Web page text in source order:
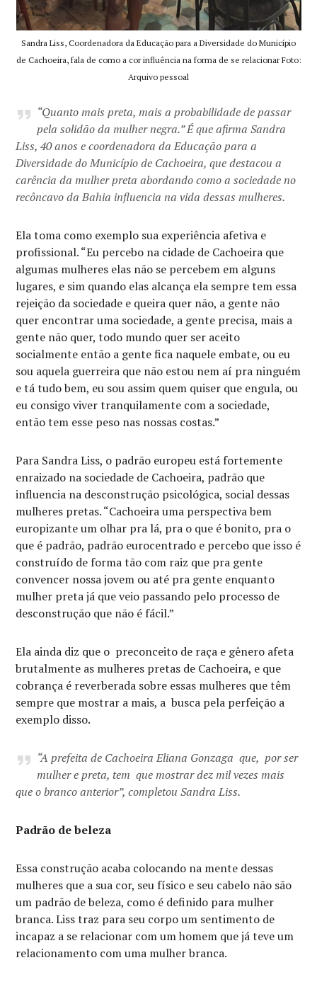
Sandra Liss, Coordenadora da Educação para a Diversidade do Município
de Cachoeira, fala de como a cor influência na forma de se relacionar Foto:
Arquivo pessoal
“Quanto mais preta, mais a probabilidade de passar
pela solidão da mulher negra.” É que afirma Sandra
Liss, 40 anos e coordenadora da Educação para a
Diversidade do Município de Cachoeira, que destacou a
carência da mulher preta abordando como a sociedade no
recôncavo da Bahia influencia na vida dessas mulheres.
Ela toma como exemplo sua experiência afetiva e
profissional. “Eu percebo na cidade de Cachoeira que
algumas mulheres elas não se percebem em alguns
lugares, e sim quando elas alcança ela sempre tem essa
rejeição da sociedade e queira quer não, a gente não
quer encontrar uma sociedade, a gente precisa, mais a
gente não quer, todo mundo quer ser aceito
socialmente então a gente fica naquele embate, ou eu
sou aquela guerreira que não estou nem aí pra ninguém
e tá tudo bem, eu sou assim quem quiser que engula, ou
eu consigo viver tranquilamente com a sociedade,
então tem esse peso nas nossas costas.”
Para Sandra Liss, o padrão europeu está fortemente
enraizado na sociedade de Cachoeira, padrão que
influencia na desconstrução psicológica, social dessas
mulheres pretas. “Cachoeira uma perspectiva bem
europizante um olhar pra lá, pra o que é bonito, pra o
que é padrão, padrão eurocentrado e percebo que isso é
construído de forma tão com raiz que pra gente
convencer nossa jovem ou até pra gente enquanto
mulher preta já que veio passando pelo processo de
desconstrução que não é fácil.”
Ela ainda diz que o preconceito de raça e gênero afeta
brutalmente as mulheres pretas de Cachoeira, e que
cobrança é reverberada sobre essas mulheres que têm
sempre que mostrar a mais, a busca pela perfeição a
exemplo disso.
“A prefeita de Cachoeira Eliana Gonzaga que, por ser
mulher e preta, tem que mostrar dez mil vezes mais
que o branco anterior”, completou Sandra Liss.
Padrão de beleza
Essa construção acaba colocando na mente dessas
mulheres que a sua cor, seu físico e seu cabelo não são
um padrão de beleza, como é definido para mulher
branca. Liss traz para seu corpo um sentimento de
incapaz a se relacionar com um homem que já teve um
relacionamento com uma mulher branca.